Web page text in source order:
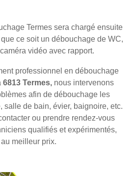
Termes sera chargé ensuite
ce soit un débouchage de WC,
vidéo avec rapport.
professionnel en débouchage
6813 Termes, nous intervenons
afin de débouchage les
salle de bain, évier, baignoire, etc.
ou prendre rendez-vous
qualifiés et expérimentés,
meilleur prix.